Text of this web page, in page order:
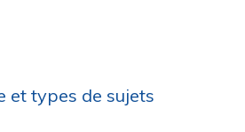
et types de sujets